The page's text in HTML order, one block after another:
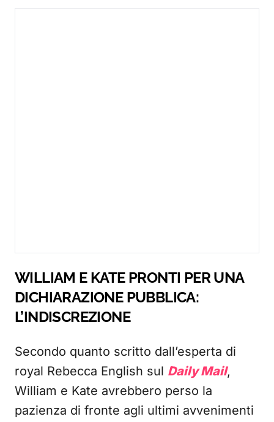
WILLIAM E KATE PRONTI PER UNA
DICHIARAZIONE PUBBLICA:
L’INDISCREZIONE
Secondo quanto scritto dall’esperta di
royal Rebecca English sul Daily Mail,
William e Kate avrebbero perso la
pazienza di fronte agli ultimi avvenimenti